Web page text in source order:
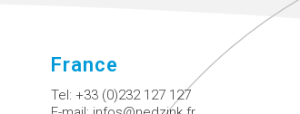
France
Tel: +33 (0)232 127 127